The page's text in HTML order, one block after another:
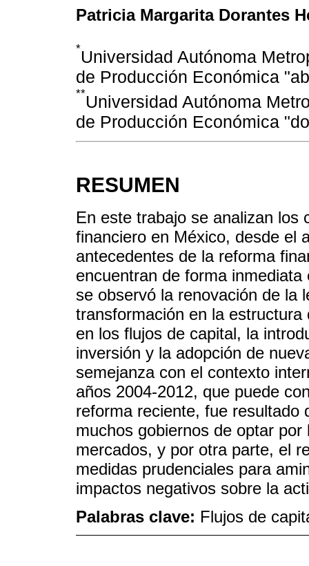
Patricia Margarita Dorantes
*Universidad Autónoma
de Producción Económica
**Universidad Autónoma
de Producción Económica
RESUMEN
En este trabajo se analizan los
financiero en México, desde el
antecedentes de la reforma
encuentran de forma
se observó la renovación de la
transformación en la
en los flujos de capital, la
inversión y la adopción de
semejanza con el contexto
años 2004-2012, que puede
reforma reciente, fue resultado
muchos gobiernos de optar
mercados, y por otra parte, el
medidas prudenciales para
impactos negativos sobre la
Palabras clave: Flujos de